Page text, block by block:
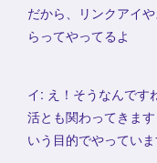
だから、リンクアイ
らってやってるよ
イ: え！そうなんです
活とも関わってきま
いう目的でやっていま